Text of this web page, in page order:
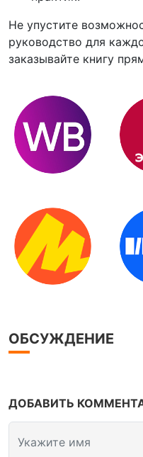
Не упустите
руководство для
заказывайте книгу
ОБСУЖДЕНИЕ
ДОБАВИТЬ
Укажите имя